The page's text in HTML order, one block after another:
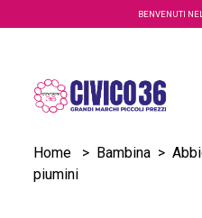
Salta al contenuto principale
BENVENUTI
Home > Bambina >
piumini